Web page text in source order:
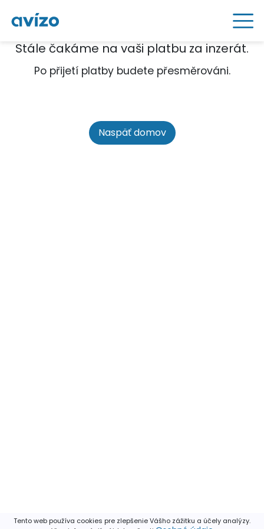
Tento web používa cookies pre zlepšenie Vášho zážitku a účely analýzy.
Stále čakáme na vaši platbu za inzerát.
Po přijetí platby budete přesměrováni.
Naspäť domov